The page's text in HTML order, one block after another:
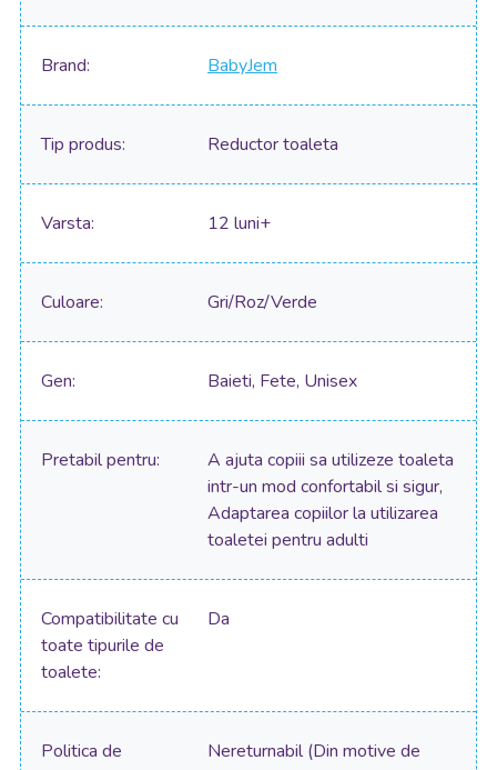
Brand BabyJem
Tip produs Reductor toaleta
Varsta 12 luni+
Culoare Gri/Roz/Verde
Gen Baieti, Fete, Unisex
Pretabil pentru
A ajuta copiii sa utilizeze toaleta
intr-un mod confortabil si sigur,
Adaptarea copiilor la utilizarea
toaletei pentru adulti
Compatibilitate cu
toate tipurile de
toalete
Da
Politica de
Nereturnabil (Din motive de